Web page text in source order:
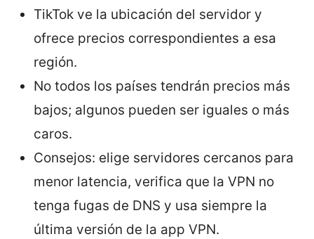
TikTok ve la ubicación del servidor y
ofrece precios correspondientes a esa
región.
No todos los países tendrán precios más
bajos; algunos pueden ser iguales o más
caros.
Consejos: elige servidores cercanos para
menor latencia, verifica que la VPN no
tenga fugas de DNS y usa siempre la
última versión de la app VPN.